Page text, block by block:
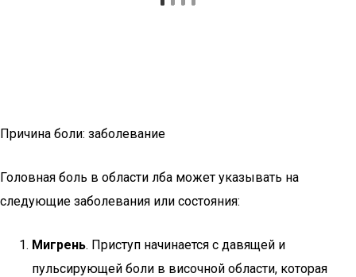
Причина боли: заболевание
Головная боль в области лба может указывать на
следующие заболевания или состояния:
Мигрень. Приступ начинается с давящей и
пульсирующей боли в височной области, которая